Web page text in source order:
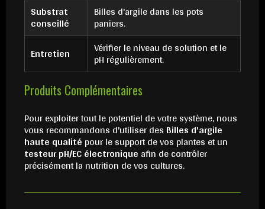
Substrat
conseillé
Billes d'argile dans les pots
paniers.
Entretien
Vérifier le niveau de solution et le
pH régulièrement.
Produits Complémentaires
Pour exploiter tout le potentiel de votre système, nous
vous recommandons d'utiliser des Billes d'argile
haute qualité pour le support de vos plantes et un
testeur pH/EC électronique afin de contrôler
précisément la nutrition de vos cultures.